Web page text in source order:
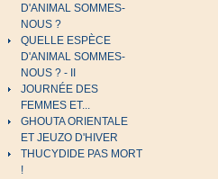
D'ANIMAL SOMMES-
NOUS ?
QUELLE ESPÈCE
D'ANIMAL SOMMES-
NOUS ? - II
JOURNÉE DES
FEMMES ET...
GHOUTA ORIENTALE
ET JEUZO D'HIVER
THUCYDIDE PAS MORT
!